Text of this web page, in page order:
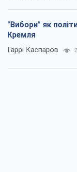
"Вибори" як
Кремля
Гаррі Каспаров